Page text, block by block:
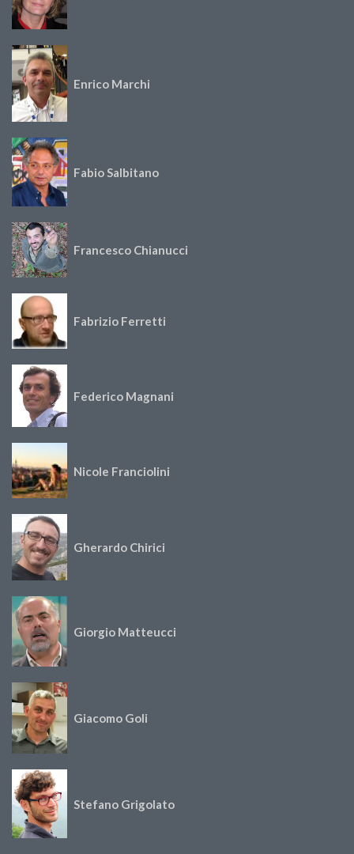
Enrico Marchi
Fabio Salbitano
Francesco Chianucci
Fabrizio Ferretti
Federico Magnani
Nicole Franciolini
Gherardo Chirici
Giorgio Matteucci
Giacomo Goli
Stefano Grigolato